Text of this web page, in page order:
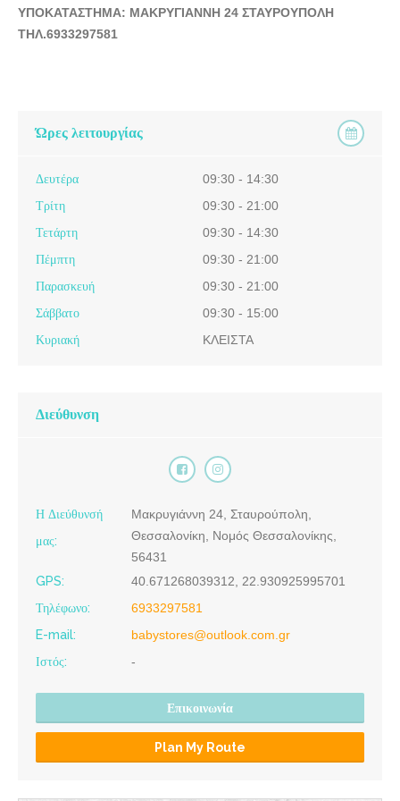
BABYLAND STORES - thessaloniki.ctb.gr
ΠΑΙΔΙΚΑ ΡΟΥΧΑ ΣΤΑΥΡΟΥΠΟΛΗ ΘΕΣΣΑΛΟΝΙΚΗ |
ΠΑΙΔΙΚΑ ΡΟΥΧΑ ΣΤΑΥΡΟΥΠΟΛΗ ΘΕΣΣΑΛΟΝΙΚΗ |
ΠΑΙΔΙΚΑ ΡΟΥΧΑ ΣΤΑΥΡΟΥΠΟΛΗ ΘΕΣΣΑΛΟΝΙΚΗ |
BABYLAND STORES - thessaloniki.ctb.gr
ΠΑΙΔΙΚΑ ΡΟΥΧΑ ΣΤΑΥΡΟΥΠΟΛΗ ΘΕΣΣΑΛΟΝΙΚΗ |
BABYLAND STORES - thessaloniki.ctb.gr
ΠΑΙΔΙΚΑ ΡΟΥΧΑ ΣΤΑΥΡΟΥΠΟΛΗ ΘΕΣΣΑΛΟΝΙΚΗ |
BABYLAND STORES - thessaloniki.ctb.gr
ΠΑΙΔΙΚΑ ΡΟΥΧΑ ΣΤΑΥΡΟΥΠΟΛΗ ΘΕΣΣΑΛΟΝΙΚΗ |
ΥΠΟΚΑΤΑΣΤΗΜΑ: ΜΑΚΡΥΓΙΑΝΝΗ 24 ΣΤΑΥΡΟΥΠΟΛΗ
ΤΗΛ.6933297581
Ώρες λειτουργίας
Δευτέρα
09:30 - 14:30
Τρίτη
09:30 - 21:00
Τετάρτη
09:30 - 14:30
Πέμπτη
09:30 - 21:00
Παρασκευή
09:30 - 21:00
Σάββατο
09:30 - 15:00
Κυριακή
ΚΛΕΙΣΤΑ
Διεύθυνση
Η Διεύθυνσή
μας:
Μακρυγιάννη 24, Σταυρούπολη,
Θεσσαλονίκη, Νομός Θεσσαλονίκης,
56431
GPS:
40.671268039312, 22.930925995701
Τηλέφωνο:
6933297581
E-mail:
babystores@outlook.com.gr
Ιστός:
-
Επικοινωνία
Plan My Route